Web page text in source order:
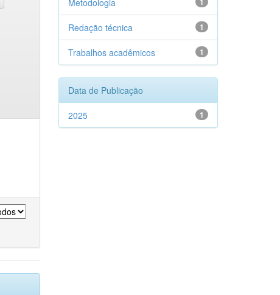
Metodologia
1
Redação técnica
1
Trabalhos acadêmicos
Data de Publicação
1
2025